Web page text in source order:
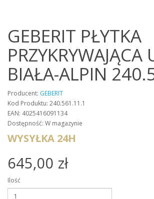
GEBERIT PŁYTKA
BIAŁA-ALPIN
Producent: GEBERIT
Kod Produktu: 240.561.11.1
EAN: 4025416091134
Dostępność: W magazynie
WYSYŁKA 24H
645,00 zł
Ilość